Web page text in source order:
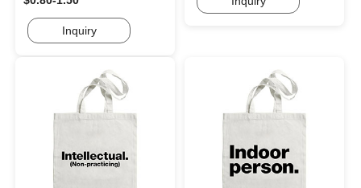
Inquiry